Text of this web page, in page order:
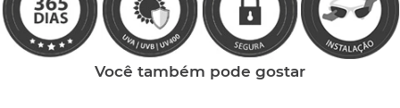
Você também pode gostar